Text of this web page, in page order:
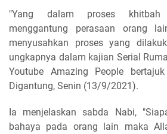
"Yang dalam proses khitbah
menggantung perasaan orang
menyusahkan proses yang
ungkapnya dalam kajian Serial
Youtube Amazing People
Digantung, Senin (13/9/2021).
Ia menjelaskan sabda Nabi,
bahaya pada orang lain maka